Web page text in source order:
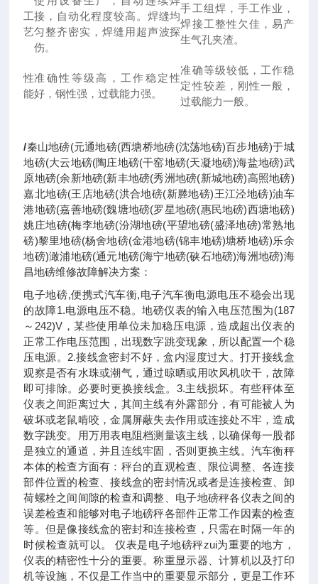
工
艺
接，自动化程度较高。焊缝均
匀整齐密实，焊缝用超声波探
伤。
手工组焊，手工作业，
焊接工整性欠佳，易产
生气孔夹渣。
性
能
准确性等级高，工作稳定性
好，钢性强，过载能力强。
准确等级较低，工作稳
定性较差，刚性一般，
过载能力一般。
/秦山地磅(元通地磅(西塘桥地磅(沈荡地磅)百步地磅)于城
地磅(大云地磅(陶庄地磅(干窑地磅(天凝地磅)海盐地磅)武
原地磅(余新地磅(新丰地磅(秀洲地磅(新城地磅)高照地磅)
嘉北地磅(王店地磅(洪合地磅(新塍地磅)王江泾地磅)油车
港地磅(嘉善地磅(魏塘地磅(罗星地磅(惠民地磅)西塘地磅)
姚庄地磅(梅李地磅(汾湖地磅(平望地磅(盛泽地磅)常熟地
磅)黎里地磅(杨舍地磅(金港地磅(锦丰地磅)塘桥地磅)乐余
地磅)澉浦地磅(通元地磅(海宁地磅(硖石地磅)海洲地磅)海
昌地磅维修故障解决方案：
电子地磅,便携式汽车衡,电子汽车衡电源电压不稳会出现
的故障1.电源电压不稳。地磅仪表的输入电压范围为(187
～242)V，某些使用单位未加稳压电源，造成超出仪表的
正常工作电压范围，出现数字跳变现象，所以配置一个稳
压电源。2.接线盒密封不好，盒内湿度过大。打开接线盒
观察是否有水珠或潮气，通过晾晒或用吹风机吹干，故障
即可排除。必要时更换接线盒。3.主线损坏。有些秤体至
仪表之间距离过大，其间主线有外露部分，有可能被人为
破坏或老鼠啃咬，金属屏蔽失去作用或连接处不牢，造成
数字跳变。用万用表电阻档测量该主线，以确保每一股都
是独立的通道，并且连线牢固，否则更换主线。汽车衡秤
本体的检查方面有：秤台的直观检查、限位调整、各连接
部件位置的检查、接线盒的密封情况或者是连接检查、卸
荷螺栓之间间隙的检查和调整、电子地磅秤各仪表之间的
误差检查和能够对电子地磅秤各部件正常工作因素的检查
等。但是像接线盒的密封和连接检查，只需在时隔一年的
时候检查就可以。 仪表是电子地磅秤zui为重要的地方，
仪表的精密性十分的重要。称重显示器、计算机以及打印
机等设施，不仅是工作当中的重要显示部分，更是工作环